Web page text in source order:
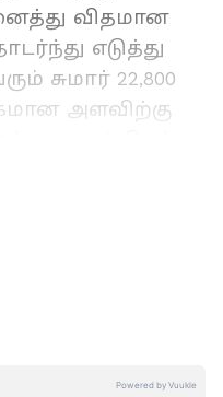
விதமான
எடுத்து
சுமார் 22,800
அளவிற்கு